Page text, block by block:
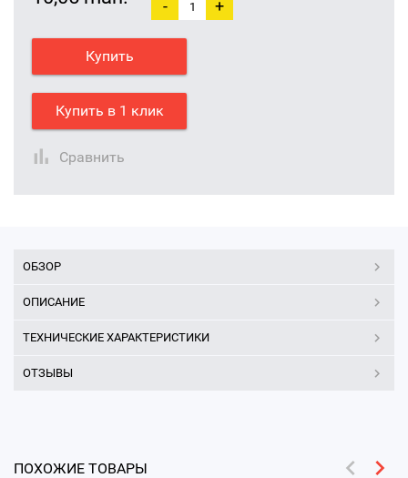
- +
Купить
Купить в 1 клик
Сравнить
ОБЗОР
ОПИСАНИЕ
ТЕХНИЧЕСКИЕ ХАРАКТЕРИСТИКИ
ОТЗЫВЫ
ПОХОЖИЕ ТОВАРЫ